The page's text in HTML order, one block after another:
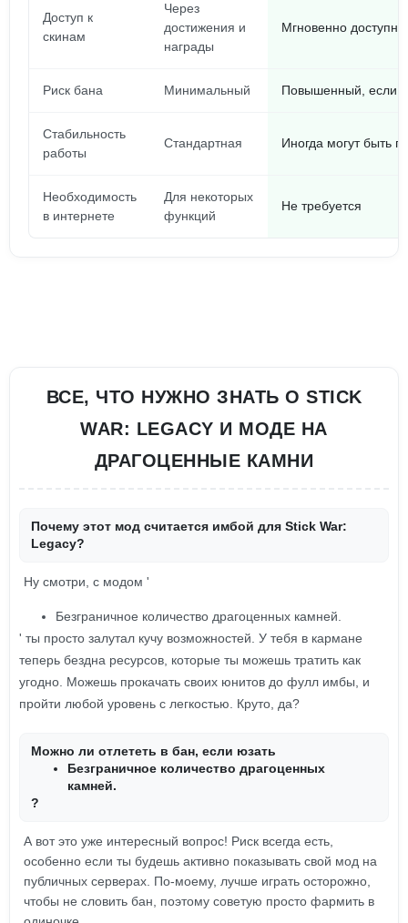
Доступ к
скинам
Через
достижения и
награды
Мгновенно
Риск бана Минимальный Повышенный, если
Стабильность
работы
Стандартная Иногда могут быть
Необходимость
в интернете
Для некоторых
функций
Не требуется
ВСЕ, ЧТО НУЖНО ЗНАТЬ О STICK
WAR: LEGACY И МОДЕ НА
ДРАГОЦЕННЫЕ КАМНИ
Почему этот мод считается имбой для Stick War:
Legacy?
Ну смотри, с модом '
Безграничное количество драгоценных камней.
' ты просто залутал кучу возможностей. У тебя в кармане
теперь бездна ресурсов, которые ты можешь тратить как
угодно. Можешь прокачать своих юнитов до фулл имбы, и
пройти любой уровень с легкостью. Круто, да?
Можно ли отлететь в бан, если юзать
Безграничное количество драгоценных
камней.
?
А вот это уже интересный вопрос! Риск всегда есть,
особенно если ты будешь активно показывать свой мод на
публичных серверах. По-моему, лучше играть осторожно,
чтобы не словить бан, поэтому советую просто фармить в